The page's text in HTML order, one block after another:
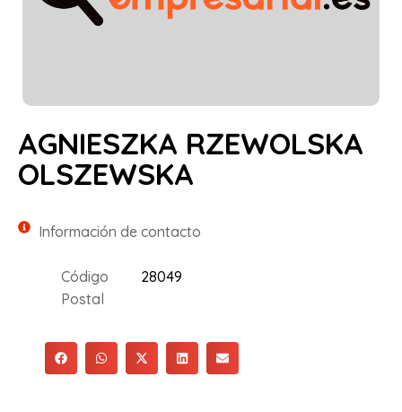
AGNIESZKA RZEWOLSKA
OLSZEWSKA
Información de contacto
Código
Postal
28049